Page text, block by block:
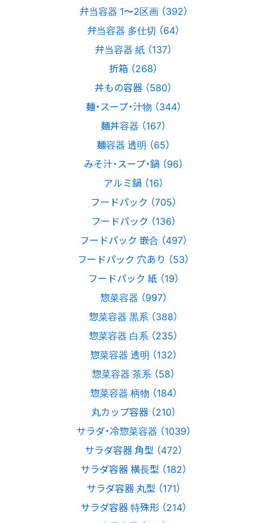
弁当容器 1〜2区画 （392）
弁当容器 多仕切 （64）
弁当容器 紙 （137）
折箱 （268）
丼もの容器 （580）
麺・スープ・汁物 （344）
麺丼容器 （167）
麺容器 透明 （65）
みそ汁・スープ・鍋 （96）
アルミ鍋 （16）
フードパック （705）
フードパック （136）
フードパック 嵌合 （497）
フードパック 穴あり （53）
フードパック 紙 （19）
惣菜容器 （997）
惣菜容器 黒系 （388）
惣菜容器 白系 （235）
惣菜容器 透明 （132）
惣菜容器 茶系 （58）
惣菜容器 柄物 （184）
丸カップ容器 （210）
サラダ・冷惣菜容器 （1039）
サラダ容器 角型 （472）
サラダ容器 横長型 （182）
サラダ容器 丸型 （171）
サラダ容器 特殊形 （214）